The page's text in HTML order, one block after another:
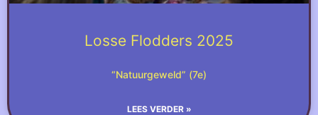
Losse Flodders 2025
“Natuurgeweld” (7e)
LEES VERDER »